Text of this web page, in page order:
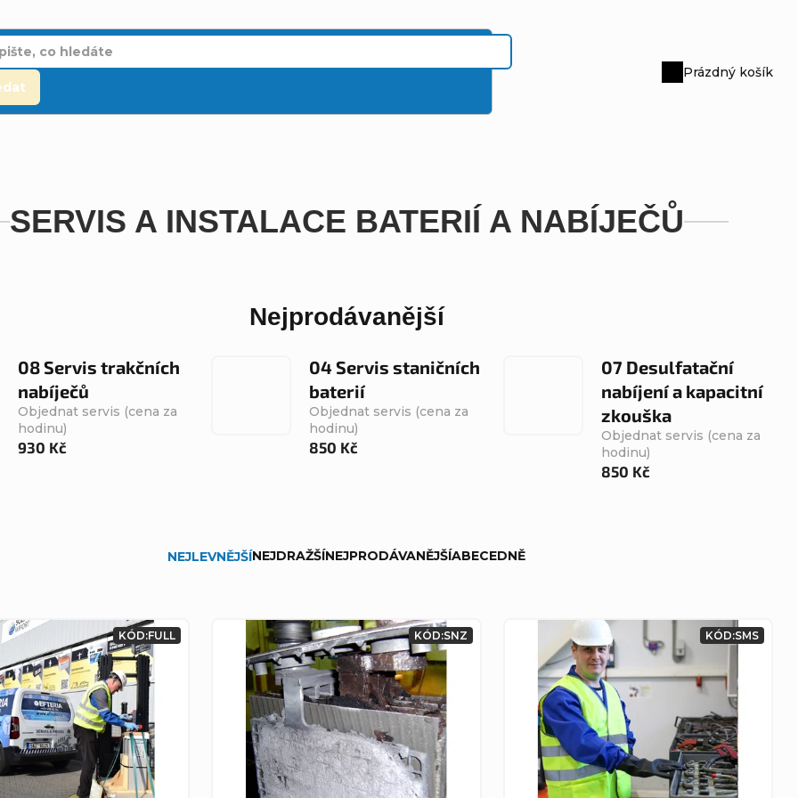
Nákupní
Prázdný košík
SERVIS A INSTALACE BATERIÍ A NABÍJEČŮ
Nejprodávanější
08 Servis trakčních
nabíječů
Objednat servis (cena za
hodinu)
930 Kč
04 Servis staničních
baterií
Objednat servis (cena za
hodinu)
850 Kč
07 Desulfatační
nabíjení a kapacitní
zkouška
Objednat servis (cena za
hodinu)
850 Kč
NEJLEVNĚJŠÍNEJDRAŽŠÍNEJPRODÁVANĚJŠÍABECEDNĚ
KÓD:FULL KÓD:SNZ KÓD:SMS